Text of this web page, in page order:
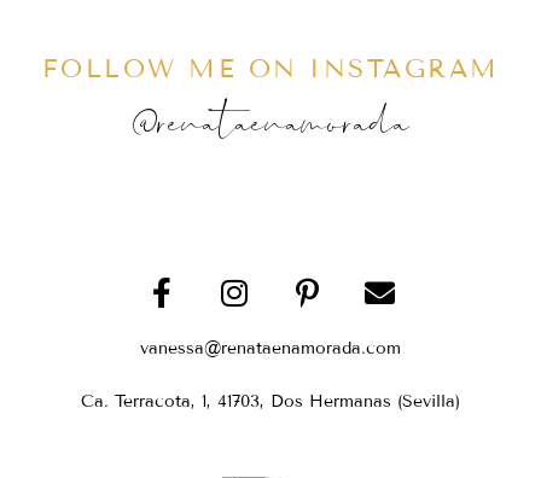
FOLLOW ME ON INSTAGRAM
@renataenamorada
vanessa@renataenamorada.com
Ca. Terracota, 1, 41703, Dos Hermanas (Sevilla)